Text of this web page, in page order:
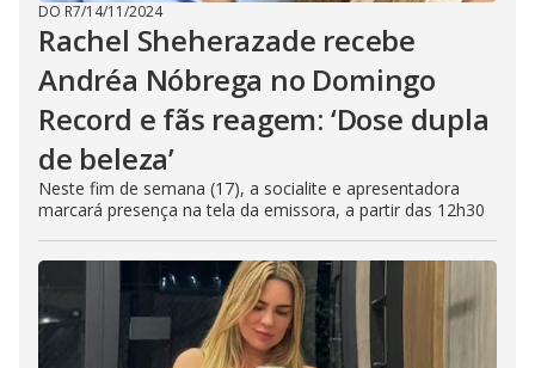
DO R7/14/11/2024
Rachel Sheherazade recebe
Andréa Nóbrega no Domingo
Record e fãs reagem: ‘Dose dupla
de beleza’
Neste fim de semana (17), a socialite e apresentadora
marcará presença na tela da emissora, a partir das 12h30